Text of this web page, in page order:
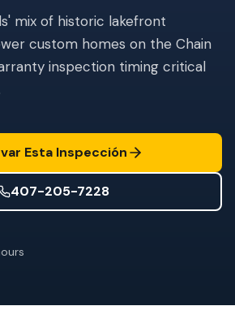
mix of historic lakefront
custom homes on the Chain
inspection timing critical
Esta Inspección
407-205-7228